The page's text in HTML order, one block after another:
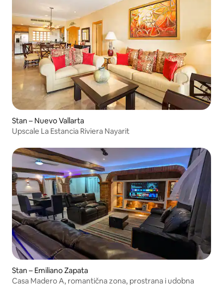
Stan – Nuevo Vallarta
Upscale La Estancia Riviera Nayarit
Stan – Emiliano Zapata
Casa Madero A, romantična zona, prostrana i udobna